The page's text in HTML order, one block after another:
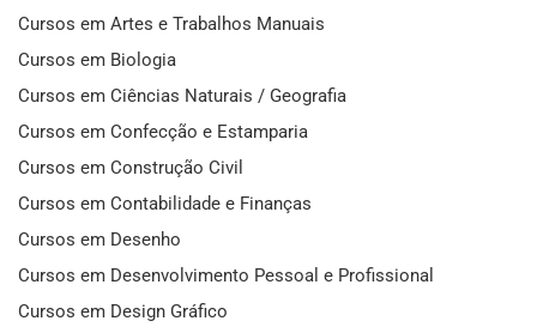
Cursos em Artes e Trabalhos Manuais
Cursos em Biologia
Cursos em Ciências Naturais / Geografia
Cursos em Confecção e Estamparia
Cursos em Construção Civil
Cursos em Contabilidade e Finanças
Cursos em Desenho
Cursos em Desenvolvimento Pessoal e Profissional
Cursos em Design Gráfico